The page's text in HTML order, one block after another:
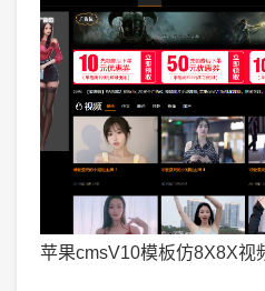
苹果cmsV10模板仿8X8X视